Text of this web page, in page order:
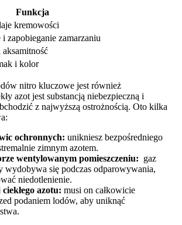
Funkcja
kremowości
i zapobieganie zamarzaniu
aksamitność
i kolor
nitro ‍kluczowe jest również
azot jest substancją niebezpieczną i
z najwyższą ostrożnością. Oto ‍kilka
ochronnych: unikniesz‍ bezpośredniego ​
⁣zimnym‌ azotem.
wentylowanym pomieszczeniu: ⁣ gaz ​
wydobywa się podczas odparowywania,
niedotlenienie.
azotu: musi ​on ⁤całkowicie
podaniem‌ lodów, aby uniknąć